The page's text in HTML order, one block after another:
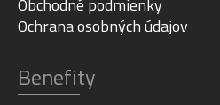
Obchodné podmienky
Ochrana osobných údajov
Benefity